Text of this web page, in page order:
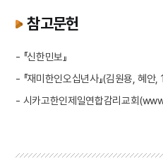
참고문헌
- 『신한민보』
- 『재미한인오십년사』(김원용, 혜안
- 시카고한인제일연합감리교회